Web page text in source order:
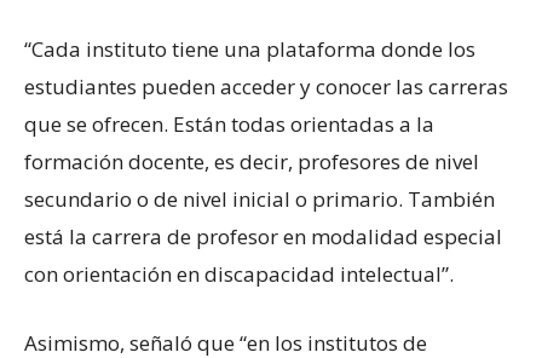
“Cada instituto tiene una plataforma donde los
estudiantes pueden acceder y conocer las carreras
que se ofrecen. Están todas orientadas a la
formación docente, es decir, profesores de nivel
secundario o de nivel inicial o primario. También
está la carrera de profesor en modalidad especial
con orientación en discapacidad intelectual”.
Asimismo, señaló que “en los institutos de